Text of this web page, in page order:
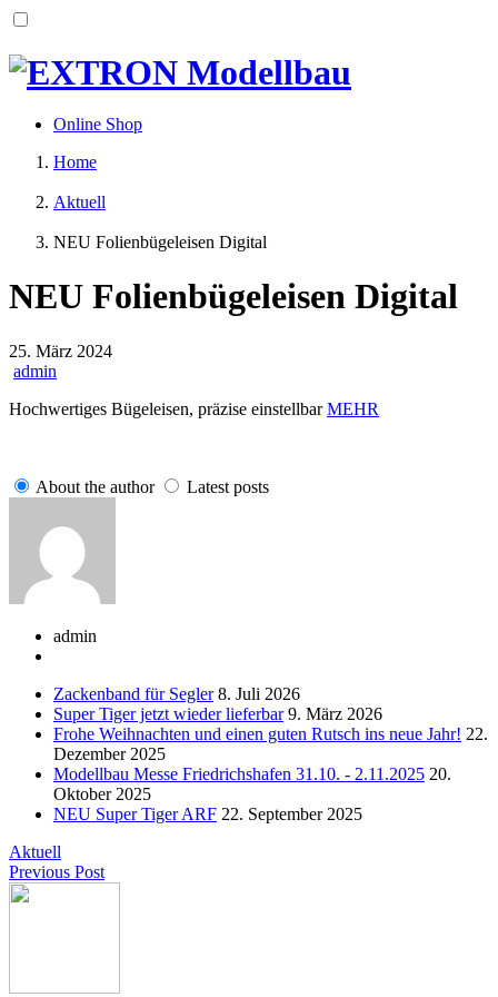
Skip
content
Online Shop
Home
Aktuell
NEU Folienbügeleisen Digital
NEU Folienbügeleisen Digital
25. März 2024
admin
Hochwertiges Bügeleisen, präzise einstellbarMEHR
About the author Latest posts
admin
Zackenband für Segler 8. Juli 2026
Super Tiger jetzt wieder lieferbar 9. März 2026
Frohe Weihnachten und einen guten Rutsch ins neue Jahr! 22.
Dezember 2025
Modellbau Messe Friedrichshafen 31.10. - 2.11.2025 20.
Oktober 2025
NEU Super Tiger ARF 22. September 2025
Aktuell
Previous Post